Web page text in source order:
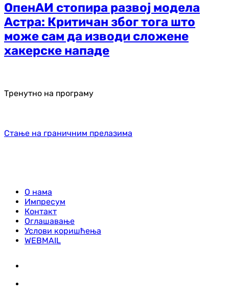
ОпенАИ стопира развој модела
Астра: Критичан због тога што
може сам да изводи сложене
хакерске нападе
Тренутно на програму
Стање на граничним прелазима
О нама
Импресум
Контакт
Оглашавање
Услови коришћења
WEBMAIL